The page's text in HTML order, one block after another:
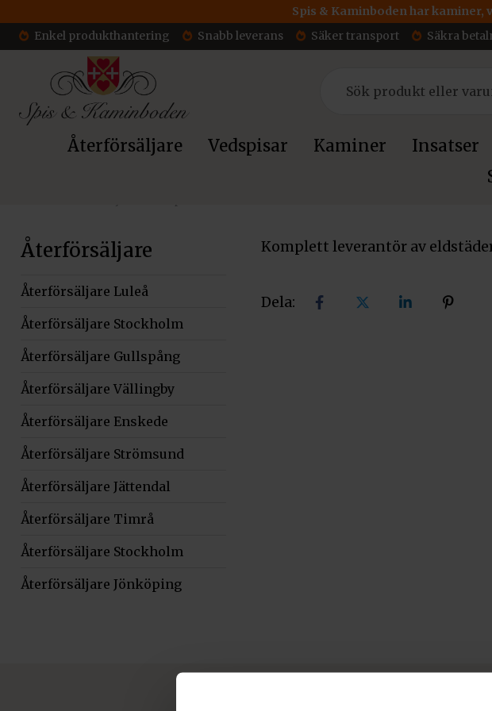
Spis & Kaminboden har kaminer,
Enkel produkthantering
Snabb leverans Säker transport Säkra
Återförsäljare Vedspisar Kaminer Insatser
Återförsäljare
Återförsäljare Luleå
Återförsäljare Stockholm
Återförsäljare Gullspång
Återförsäljare Vällingby
Återförsäljare Enskede
Återförsäljare Strömsund
Återförsäljare Jättendal
Återförsäljare Timrå
Återförsäljare Stockholm
Återförsäljare Jönköping
Komplett leverantör av
Dela:
Dela
Dela
Dela
Dela